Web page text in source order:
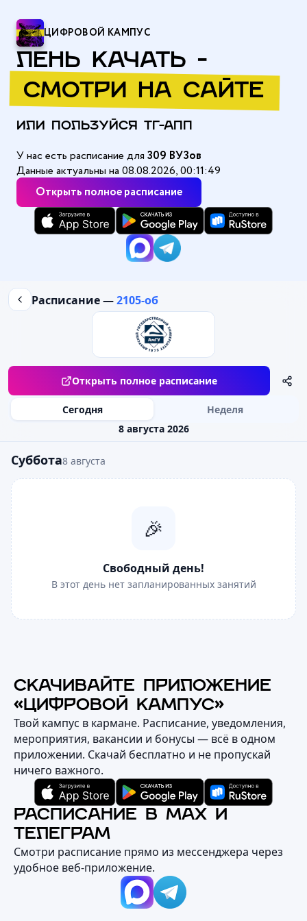
ЦИФРОВОЙ КАМПУС
ЛЕНЬ КАЧАТЬ -
СМОТРИ НА САЙТЕ
ИЛИ ПОЛЬЗУЙСЯ ТГ-АПП
Открыть полное расписание
У нас есть расписание для 309 ВУЗов
Данные актуальны на 08.08.2026, 00:11:49
Главная
Расписание —2105-об
Открыть полное расписание
Сегодня
Неделя
8 августа 2026
Суббота8 августа
🎉
Свободный день!
В этот день нет запланированных занятий
СКАЧИВАЙТЕ ПРИЛОЖЕНИЕ
«ЦИФРОВОЙ КАМПУС»
Твой кампус в кармане. Расписание, уведомления,
мероприятия, вакансии и бонусы — всё в одном
приложении. Скачай бесплатно и не пропускай
ничего важного.
РАСПИСАНИЕ В MAX И
ТЕЛЕГРАМ
Смотри расписание прямо из мессенджера через
удобное веб‑приложение.